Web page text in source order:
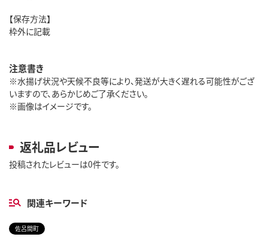
【保存方法】
枠外に記載
注意書き
※水揚げ状況や天候不良等により、発送が大きく遅れる可能性がござ
いますので、あらかじめご了承ください。
※画像はイメージです。
返礼品レビュー
投稿されたレビューは0件です。
関連キーワード
佐呂間町